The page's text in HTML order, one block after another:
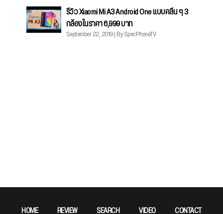
รีวิว Xiaomi Mi A3 Android One แบบคลีน ๆ 3
กล้องในราคา 6,999 บาท
September 22, 2019 | By SpecPhoneTV